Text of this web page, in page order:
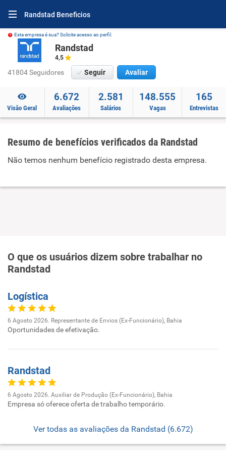
Randstad Beneficios
Esta empresa é sua? Solicite acesso ao perfil.
Randstad
4,5
41804 Seguidores Seguir Avaliar
Visão Geral
6.672
Avaliações
2.581
Salários
148.555
Vagas
165
Entrevistas
Resumo de benefícios verificados da Randstad
Não temos nenhum benefício registrado desta empresa.
O que os usuários dizem sobre trabalhar no
Randstad
Logística
6 Agosto 2026. Representante de Envios (Ex-Funcionário), Bahia
Oportunidades de efetivação.
Randstad
6 Agosto 2026. Auxiliar de Produção (Ex-Funcionário), Bahia
Empresa só oferece oferta de trabalho temporário.
Ver todas as avaliações da Randstad (6.672)